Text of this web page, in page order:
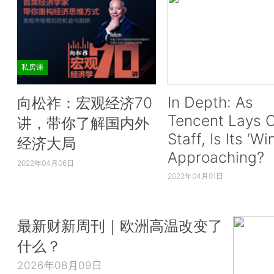
私房课
向松祚：宏观经济70
讲，带你了解国内外
经济大局
2022年04月06日
In Depth: As
Tencent Lays
Staff, Is Its
Approaching?
2022年04月01日
最新财新周刊｜欧洲高温改变了
什么？
2026年08月09日